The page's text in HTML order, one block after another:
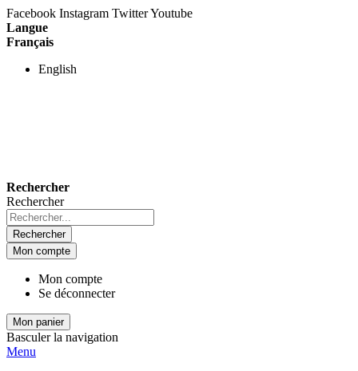
Facebook Instagram TwitterYoutube
Langue
Français
English
Rechercher
Rechercher
Rechercher
Mon compte
Mon compte
Se déconnecter
Mon panier
Basculer la navigation
Menu